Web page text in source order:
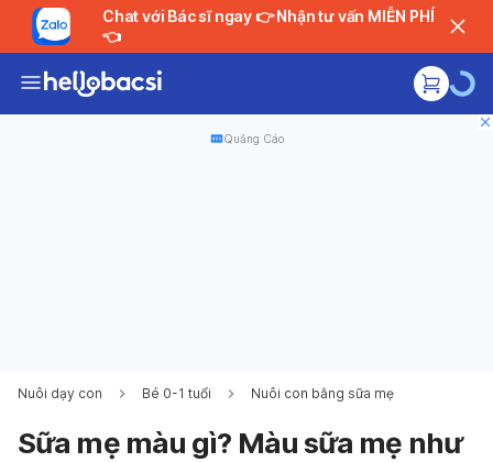
Chat với Bác sĩ ngay 👉 Nhận tư vấn MIỄN PHÍ
👈
Quảng Cáo
Nuôi dạy con Bé 0-1 tuổi Nuôi con bằng sữa mẹ
Sữa mẹ màu gì? Màu sữa mẹ như